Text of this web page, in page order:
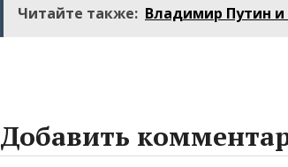
Читайте также: Владимир Путин и
Добавить